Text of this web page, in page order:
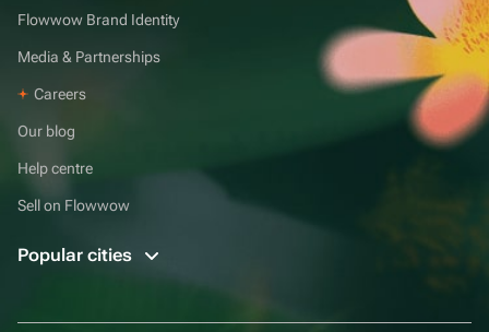
Flowwow Brand Identity
Media & Partnerships
Careers
Our blog
Help centre
Sell on Flowwow
Popular cities